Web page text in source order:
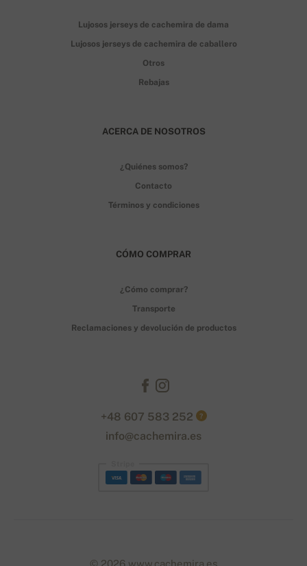
Lujosos jerseys de cachemira de dama
Lujosos jerseys de cachemira de caballero
Otros
Rebajas
ACERCA DE NOSOTROS
¿Quiénes somos?
Contacto
Términos y condiciones
CÓMO COMPRAR
¿Cómo comprar?
Transporte
Reclamaciones y devolución de productos
+48 607 583 252 ?
info@cachemira.es
© 2026 www.cachemira.es